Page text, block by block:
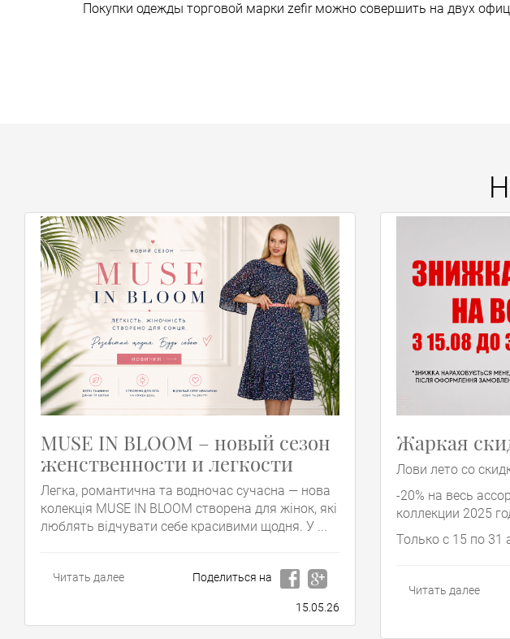
Покупки одежды торговой марки zefir можно совершить на двух
MUSE IN BLOOM – новый сезон
женственности и легкости
Легка, романтична та водночас сучасна — нова
колекція MUSE IN BLOOM створена для жінок, які
люблять відчувати себе красивими щодня. У ...
Читать далее Поделиться на
15.05.26
Жаркая
Лови лето со
-20% на весь
коллекции 2025
Только с 15 по 31
Читать далее